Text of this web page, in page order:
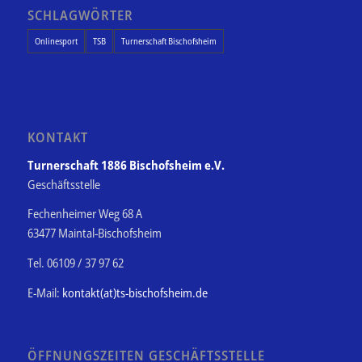
SCHLAGWÖRTER
Onlinesport TSB Turnerschaft Bischofsheim
KONTAKT
Turnerschaft 1886 Bischofsheim e.V.
Geschäftsstelle
Fechenheimer Weg 68 A
63477 Maintal-Bischofsheim
Tel. 06109 / 37 97 62
E-Mail: kontakt(at)ts-bischofsheim.de
ÖFFNUNGSZEITEN GESCHÄFTSSTELLE